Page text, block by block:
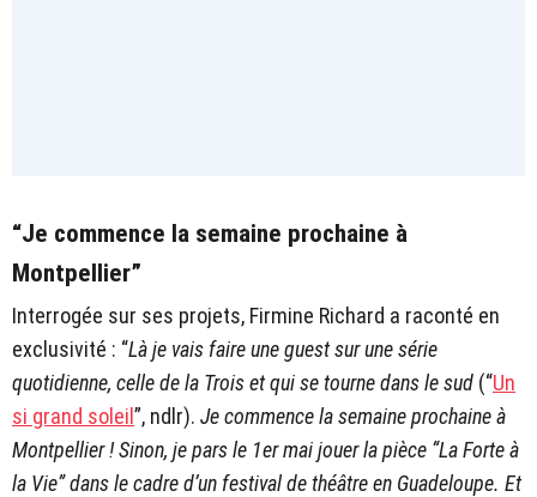
“Je commence la semaine prochaine à
Montpellier”
Interrogée sur ses projets, Firmine Richard a raconté en
exclusivité : “Là je vais faire une guest sur une série
quotidienne, celle de la Trois et qui se tourne dans le sud (“Un
si grand soleil”, ndlr). Je commence la semaine prochaine à
Montpellier ! Sinon, je pars le 1er mai jouer la pièce “La Forte à
la Vie” dans le cadre d’un festival de théâtre en Guadeloupe. Et